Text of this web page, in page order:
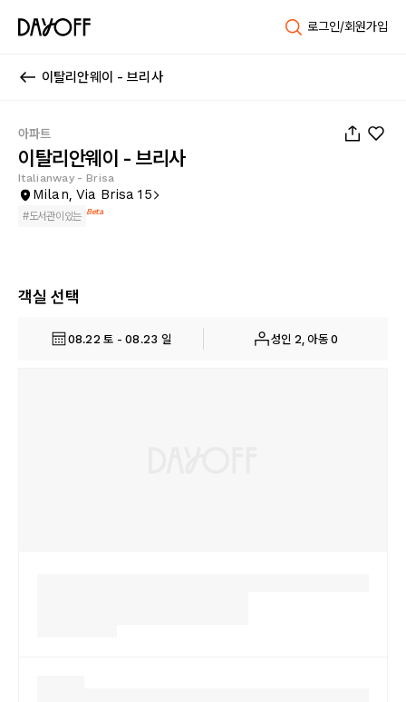
로그인/회원가입
이탈리안웨이 - 브리사
아파트
이탈리안웨이 - 브리사
Italianway - Brisa
Milan, Via Brisa 15
#도서관이있는 Beta
객실 선택
08.22 토 - 08.23 일 성인 2, 아동 0